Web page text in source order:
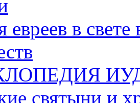
евреев в
святыни и